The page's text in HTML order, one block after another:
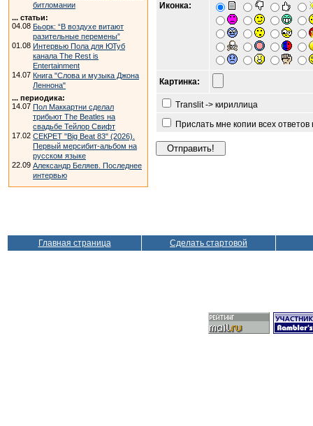
битломании
... статьи:
04.08 Бьорк: “В воздухе витают
разительные перемены”
01.08 Интервью Пола для ЮТуб
канала The Rest is
Entertainment
14.07 Книга "Слова и музыка Джона
Леннона"
... периодика:
14.07 Пол Маккартни сделал
трибьют The Beatles на
свадьбе Тейлор Свифт
17.02 СЕКРЕТ "Big Beat 83" (2026).
Первый мерсибит-альбом на
русском языке
22.09 Александр Беляев. Последнее
интервью
Иконка:
Картинка:
Translit -> кириллица
Прислать мне копии всех
Главная страница Сделать стартовой